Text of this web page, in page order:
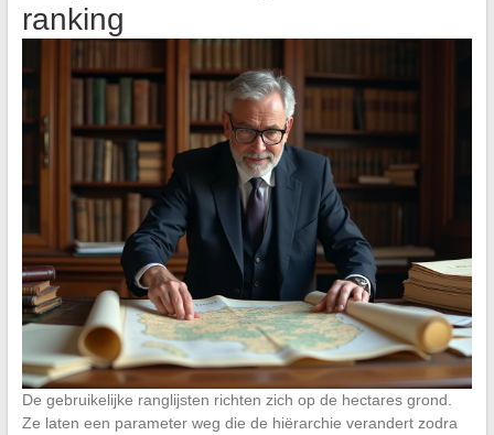
ranking
De gebruikelijke ranglijsten richten zich op de hectares grond.
Ze laten een parameter weg die de hiërarchie verandert zodra